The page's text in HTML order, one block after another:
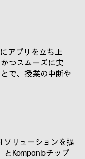
アプリを立ち上
つスムーズに実
で、授業の中断や
ソリューションを提
とKompanioチップ